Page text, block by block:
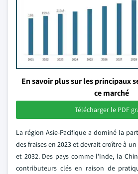
En savoir plus sur les principaux
ce marché
Télécharger le PDF
La région Asie-Pacifique a dominé la
des fraises en 2023 et devrait croître à un
et 2032. Des pays comme l'Inde, la
contributeurs clés en raison de